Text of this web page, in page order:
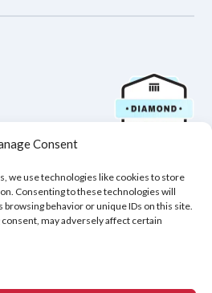
Consent
we use technologies like cookies to store
Consenting to these technologies will
browsing behavior or unique IDs on this site.
may adversely affect certain
ochrany osobních údajů
odpovědnosti
cookie (EU)